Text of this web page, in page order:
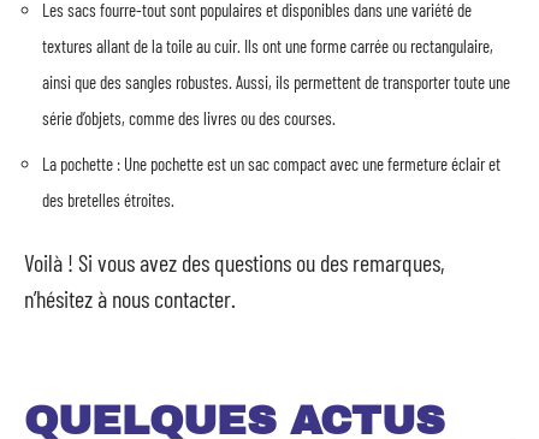
Les sacs fourre-tout sont populaires et disponibles dans une variété de
textures allant de la toile au cuir. Ils ont une forme carrée ou rectangulaire,
ainsi que des sangles robustes. Aussi, ils permettent de transporter toute une
série d’objets, comme des livres ou des courses.
La pochette : Une pochette est un sac compact avec une fermeture éclair et
des bretelles étroites.
Voilà ! Si vous avez des questions ou des remarques,
n’hésitez à nous contacter.
QUELQUES ACTUS